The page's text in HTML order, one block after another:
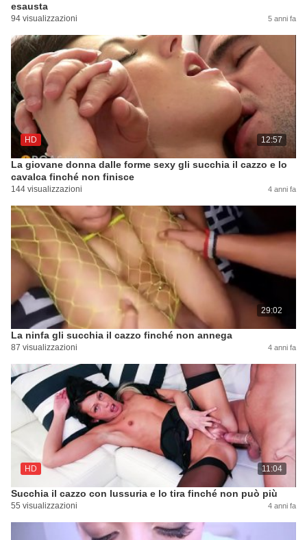
esausta
94 visualizzazioni 5 anni fa
HD 12:57
La giovane donna dalle forme sexy gli succhia il cazzo e lo
cavalca finché non finisce
144 visualizzazioni 4 anni fa
29:02
La ninfa gli succhia il cazzo finché non annega
87 visualizzazioni 4 anni fa
HD 11:04
Succhia il cazzo con lussuria e lo tira finché non può più
55 visualizzazioni 4 anni fa